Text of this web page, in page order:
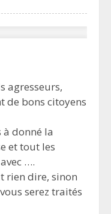
agresseurs,
de bons citoyens
à donné la
et tout les
….
rien dire, sinon
serez traités